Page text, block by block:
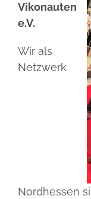
Vikonauten
e.V..
Wir als
Netzwerk
Nordhessen